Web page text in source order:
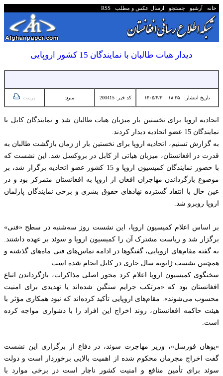
خانه آرشیو جستجو ارسال عکس و مطلب RSS
دیدار هیات طالبان با نمایندگان 15 کشور اروپایی
تاریخ انتشار: ۱۸:۳۵ ۱۴۰۵/۴/۳ کد خبر: 200415 منبع: پرینت
اتحادیه اروپا برای نخستین بار میزبان هیات طالبان شد و نمایندگان کابل با
نمایندگان 15 عضو اتحادیه دیدار کردند.
به گزارش تسنیم، اتحادیه اروپا برای نخستین بار از زمان بازگشت طالبان به
قدرت در افغانستان، میزبان هیاتی از کابل در بروکسل شد. این نشست که
با حضور نمایندگان کمیسیون اروپا و 15 کشور عضو اتحادیه برگزار شد، بر
موضوع بازگرداندن مهاجران افغان از اروپا به افغانستان متمرکز بود و در
عین حال با انتقاد گسترده نهادهای حقوق بشری و برخی نمایندگان پارلمان
اروپا روبرو شد.
بر اساس اعلام کمیسیون اروپا، این نشست روز سه‌شنبه در سطح «فنی»
برگزار شد و ریاست مشترک آن را کمیسیون اروپا و سوئد بر عهده داشتند.
به گفته مقام‌های اروپایی، گفتگوها در ادامه تماس‌های فنی ماه‌های گذشته و
همچنین نشست ژانویه سال جاری در کابل انجام شده است.
سخنگوی کمیسیون اروپا اعلام کرد محور اصلی مذاکرات، بازگرداندن اتباع
افغانستان بود که «مرتکب جرایم سنگین شده‌اند یا تهدیدی برای امنیت
محسوب می‌شوند». مقام‌های اروپایی تأکید کرده‌اند که نبود همکاری مؤثر با
هیئت حاکمه افغانستان، روند اخراج این افراد را با دشواری مواجه کرده
است.
«یوهان فورسل»، وزیر مهاجرت سوئد، در دفاع از برگزاری این نشست
گفت اخراج مجرمان محکوم شده از اهمیت بالایی برخوردار است و دولت
سوئد برای تأمین منافع و امنیت کشور ناچار است در برخی موارد با